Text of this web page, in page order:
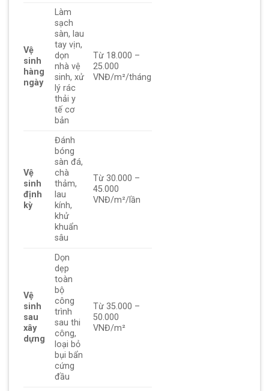
Vệ
sinh
hàng
ngày
Làm
sạch
sàn, lau
tay vịn,
dọn
nhà vệ
sinh, xử
lý rác
thải y
tế cơ
bản
Từ 18.000 –
25.000
VNĐ/m²/tháng
Vệ
sinh
định
kỳ
Đánh
bóng
sàn đá,
chà
thảm,
lau
kính,
khử
khuẩn
sâu
Từ 30.000 –
45.000
VNĐ/m²/lần
Vệ
sinh
sau
xây
dựng
Dọn
dẹp
toàn
bộ
công
trình
sau thi
công,
loại bỏ
bụi bẩn
cứng
đầu
Từ 35.000 –
50.000
VNĐ/m²